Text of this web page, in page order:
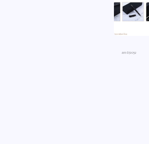
an1672052